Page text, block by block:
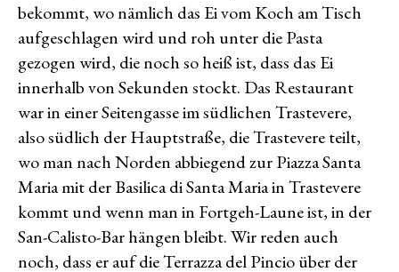
bekommt, wo nämlich das Ei vom Koch am Tisch
aufgeschlagen wird und roh unter die Pasta
gezogen wird, die noch so heiß ist, dass das Ei
innerhalb von Sekunden stockt. Das Restaurant
war in einer Seitengasse im südlichen Trastevere,
also südlich der Hauptstraße, die Trastevere teilt,
wo man nach Norden abbiegend zur Piazza Santa
Maria mit der Basilica di Santa Maria in Trastevere
kommt und wenn man in Fortgeh-Laune ist, in der
San-Calisto-Bar hängen bleibt. Wir reden auch
noch, dass er auf die Terrazza del Pincio über der